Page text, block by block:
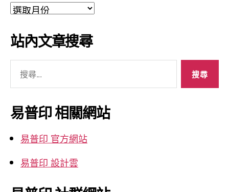
文
彙
整
站內文章搜尋
鍵
字:
易普印 相關網站
易普印 官方網站
易普印 設計雲